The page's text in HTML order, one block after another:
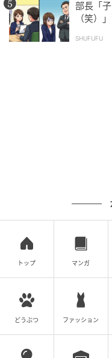
部長「
（笑）
SHUFUFU
トップ マンガ
どうぶつ ファッション